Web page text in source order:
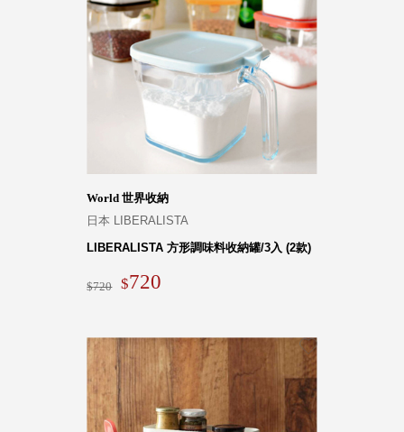
World 世界收納
日本 LIBERALISTA
LIBERALISTA 方形調味料收納罐/3入 (2款)
720 720